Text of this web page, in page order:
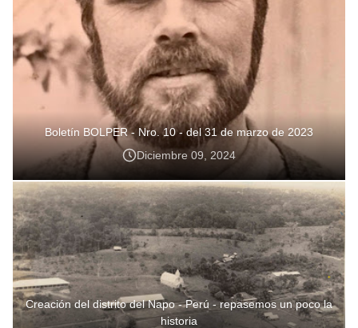
Boletín BOLPER - Nro. 10 - del 31 de marzo de 2023
Diciembre 09, 2024
Creación del distrito del Napo - Perú - repasemos un poco la
historia